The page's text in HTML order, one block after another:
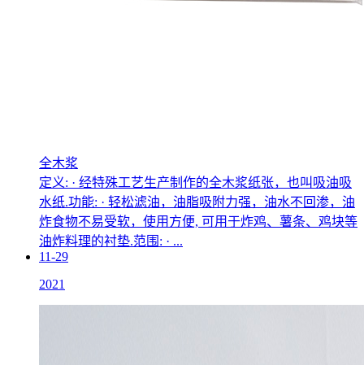
全木浆
定义: · 经特殊工艺生产制作的全木浆纸张，也叫吸油吸
水纸.功能: · 轻松滤油，油脂吸附力强，油水不回渗，油
炸食物不易受软，使用方便, 可用于炸鸡、薯条、鸡块等
油炸料理的衬垫.范围: · ...
11-29
2021